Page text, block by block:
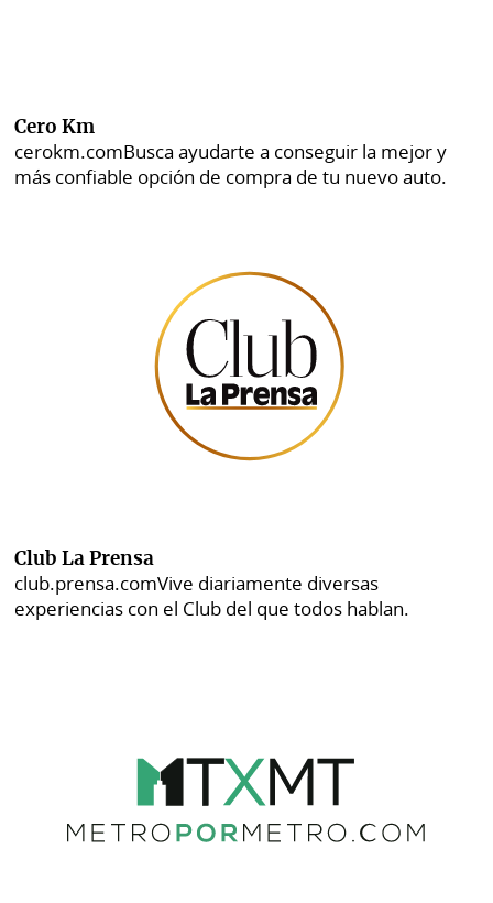
Cero Km
cerokm.comBusca ayudarte a conseguir la mejor y
más confiable opción de compra de tu nuevo auto.
Club La Prensa
club.prensa.comVive diariamente diversas
experiencias con el Club del que todos hablan.